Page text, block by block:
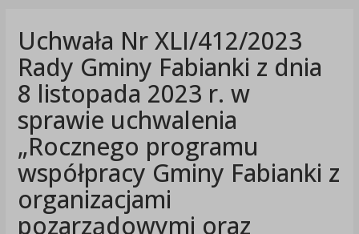
Uchwała Nr XLI/412/2023
Rady Gminy Fabianki z dnia
8 listopada 2023 r. w
sprawie uchwalenia
„Rocznego programu
współpracy Gminy Fabianki z
organizacjami
pozarządowymi oraz